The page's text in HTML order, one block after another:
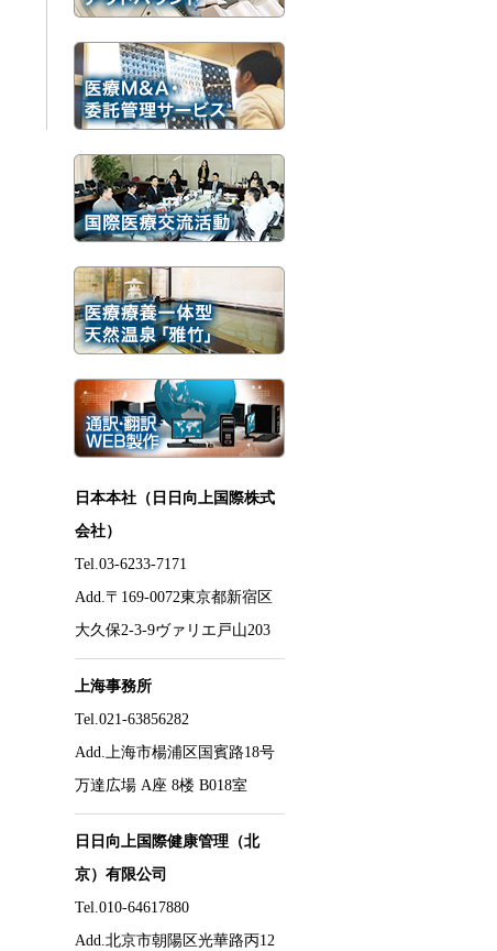
日本本社（日日向上国際株式
会社）
Tel.03-6233-7171
Add.〒169-0072東京都新宿区
大久保2-3-9ヴァリエ戸山203
上海事務所
Tel.021-63856282
Add.上海市楊浦区国賓路18号
万達広場 A座 8楼 B018室
日日向上国際健康管理（北
京）有限公司
Tel.010-64617880
Add.北京市朝陽区光華路丙12